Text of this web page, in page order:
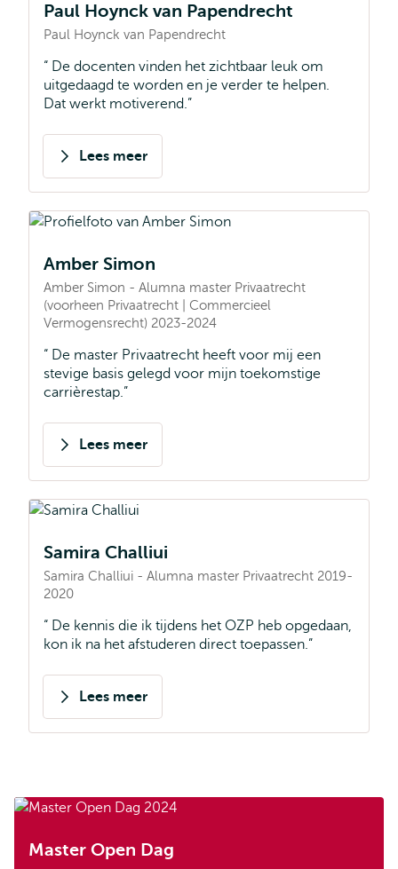
Paul Hoynck van Papendrecht
Paul Hoynck van Papendrecht
De docenten vinden het zichtbaar leuk om
uitgedaagd te worden en je verder te helpen.
Dat werkt motiverend.
Lees meer
over
Hoynck
Papendrecht
Amber Simon
Amber Simon - Alumna master Privaatrecht
(voorheen Privaatrecht | Commercieel
Vermogensrecht) 2023-2024
De master Privaatrecht heeft voor mij een
stevige basis gelegd voor mijn toekomstige
carrièrestap.
Lees meer
over
Simon
Samira Challiui
Samira Challiui - Alumna master Privaatrecht 2019-
2020
De kennis die ik tijdens het OZP heb opgedaan,
kon ik na het afstuderen direct toepassen.
Lees meer
over
Master Open Dag